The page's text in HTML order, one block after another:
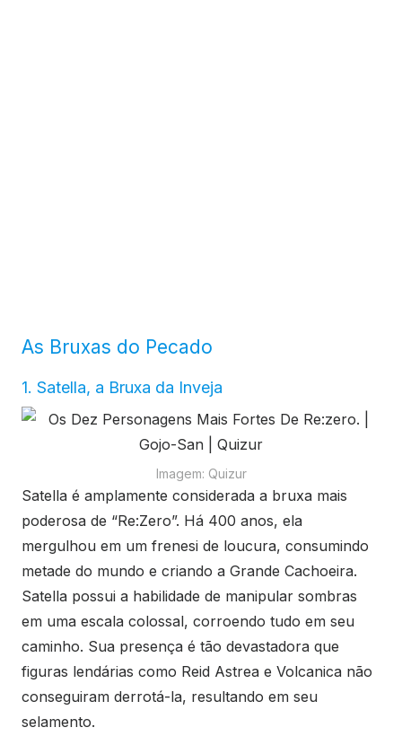
As Bruxas do Pecado
1. Satella, a Bruxa da Inveja
Imagem: Quizur
Satella é amplamente considerada a bruxa mais
poderosa de “Re:Zero”. Há 400 anos, ela
mergulhou em um frenesi de loucura, consumindo
metade do mundo e criando a Grande Cachoeira.
Satella possui a habilidade de manipular sombras
em uma escala colossal, corroendo tudo em seu
caminho. Sua presença é tão devastadora que
figuras lendárias como Reid Astrea e Volcanica não
conseguiram derrotá-la, resultando em seu
selamento.